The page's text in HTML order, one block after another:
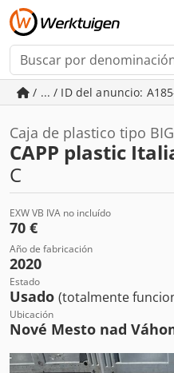
/ ... / ID del anuncio:
Caja de plastico tipo
CAPP plastic
C
EXW VB IVA no incluído
70 €
Año de fabricación
2020
Estado
Usado (totalmente
Ubicación
Nové Mesto nad